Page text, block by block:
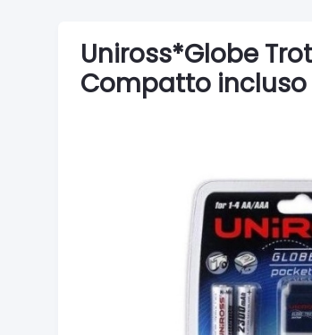
Uniross*Globe
Compatto incluso